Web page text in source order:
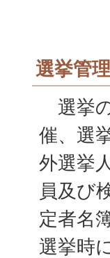
選挙管
選挙
催、選
外選挙
員及び
定者名
選挙時